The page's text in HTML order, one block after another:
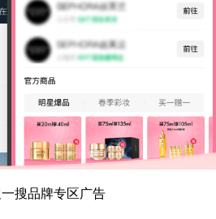
搜品牌专区广告